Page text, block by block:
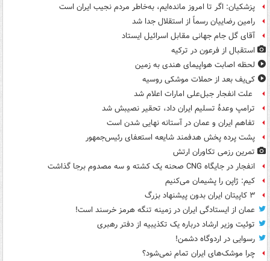
پزشکیان: اگر تا امروز مانده‌ایم، به‌خاطر مردم نجیب ایران است
رامین رضاییان رسماً از استقلال جدا شد
آقای گل جام جهانی مقابل اسرائیل ایستاد
استقبال از فرعون در ترکیه
لحظه اصابت هواپیمای هندی به زمین
کی‌یف بعد از حملات موشکی روسیه
علت انفجار جبل‌علی امارات اعلام شد
ترامپ وعدۀ تسلیم ایران داد، تحقیر نصیبش شد
تفاهم ایران و عمان در آستانه نهایی شدن است
پشت پرده پخش هدفمند شایعه استعفای رئیس‌جمهور
تمرین رزمی تکاوران ارتش
انفجار در جایگاه CNG صحنه یک کشته و سه مصدوم برجا گذاشت
کیم: ژاپن را پشیمان می‌کنیم
۳ کاپیتان ایران بدون پیشنهاد بزرگ
عمان از ایستادگی ایران در زمینه تنگه هرمز خرسند است!
توئیت وزیر ارشاد درباره یک تکذیبیه از دفتر رهبری
رسوایی در اردوگاه دشمن!
چرا موشک‌های ایران تمام نمی‌شود؟